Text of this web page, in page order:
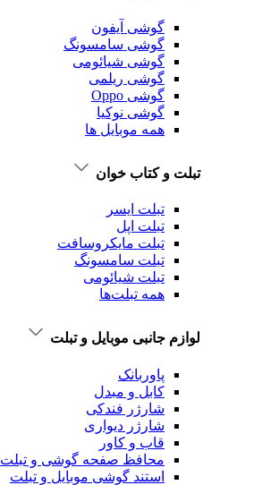
گوشی آیفون
گوشی سامسونگ
گوشی شیائومی
گوشی ریلمی
گوشی Oppo
گوشی نوکیا
همه موبایل ها
تبلت و کتاب خوان
تبلت ایسر
تبلت اپل
تبلت‌ مایکروسافت
تبلت‌ سامسونگ
تبلت شیائومی
همه تبلت‌ها
لوازم جانبی موبایل و تبلت
پاوربانک
کابل و مبدل
شارژر فندکی
شارژر دیواری
قاب و کاور
محافظ صفحه گوشی و تبلت
استند گوشی موبایل و تبلت